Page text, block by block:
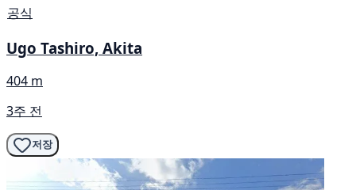
공식
Ugo Tashiro, Akita
404 m
3주 전
저장